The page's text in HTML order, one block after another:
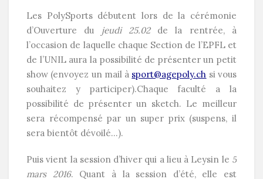
Les PolySports débutent lors de la cérémonie
d’Ouverture du jeudi 25.02de la rentrée, à
l’occasion de laquelle chaque Section de l’EPFL et
de l’UNIL aura la possibilité de présenter un petit
show (envoyez un mail à sport@agepoly.ch si vous
souhaitez y participer).Chaque faculté a la
possibilité de présenter un sketch. Le meilleur
sera récompensé par un super prix (suspens, il
sera bientôt dévoilé…).
Puis vient la session d’hiver qui a lieu à Leysin le 5
mars 2016. Quant à la session d’été, elle est